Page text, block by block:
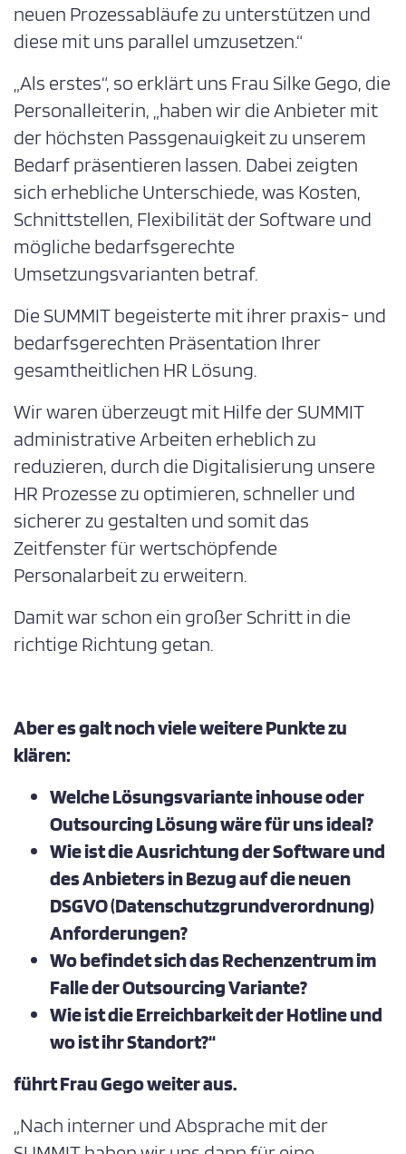
neuen Prozessabläufe zu unterstützen und
diese mit uns parallel umzusetzen.“
„Als erstes“, so erklärt uns Frau Silke Gego, die
Personalleiterin, „haben wir die Anbieter mit
der höchsten Passgenauigkeit zu unserem
Bedarf präsentieren lassen. Dabei zeigten
sich erhebliche Unterschiede, was Kosten,
Schnittstellen, Flexibilität der Software und
mögliche bedarfsgerechte
Umsetzungsvarianten betraf.
Die SUMMIT begeisterte mit ihrer praxis- und
bedarfsgerechten Präsentation Ihrer
gesamtheitlichen HR Lösung.
Wir waren überzeugt mit Hilfe der SUMMIT
administrative Arbeiten erheblich zu
reduzieren, durch die Digitalisierung unsere
HR Prozesse zu optimieren, schneller und
sicherer zu gestalten und somit das
Zeitfenster für wertschöpfende
Personalarbeit zu erweitern.
Damit war schon ein großer Schritt in die
richtige Richtung getan.
Aber es galt noch viele weitere Punkte zu
klären:
Welche Lösungsvariante inhouse oder
Outsourcing Lösung wäre für uns ideal?
Wie ist die Ausrichtung der Software und
des Anbieters in Bezug auf die neuen
DSGVO (Datenschutzgrundverordnung)
Anforderungen?
Wo befindet sich das Rechenzentrum im
Falle der Outsourcing Variante?
Wie ist die Erreichbarkeit der Hotline und
wo ist ihr Standort?“
führt Frau Gego weiter aus.
„Nach interner und Absprache mit der